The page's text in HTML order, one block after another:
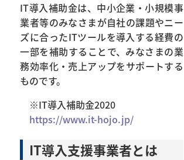
IT導入補助金は、中小企業・小規模事
業者等のみなさまが自社の課題やニー
ズに合ったITツールを導入する経費の
一部を補助することで、みなさまの業
務効率化・売上アップをサポートする
ものです。
※IT導入補助金2020
https://www.it-hojo.jp/
IT導入支援事業者とは